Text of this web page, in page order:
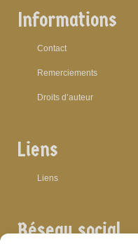
Informations
Contact
Remerciements
Droits d’auteur
Liens
Liens
Réseau social